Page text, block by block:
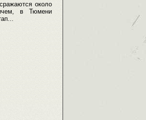
около
в Тюмени